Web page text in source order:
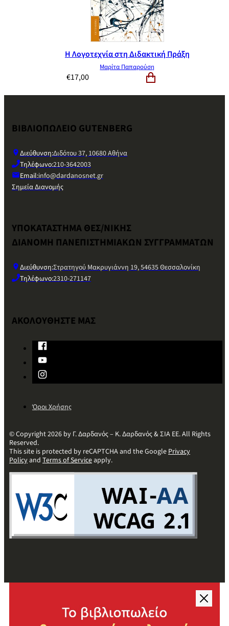
Η Λογοτεχνία στη Διδακτική Πράξη
Μαρίτα Παπαρούση
€17,00
ΒΙΒΛΙΟΠΩΛΕΙΟ GUTENBERG
Διεύθυνση:Διδότου 37, 10680 Αθήνα
Τηλέφωνο:210-3642003
Email:info@dardanosnet.gr
Σημεία Διανομής
ΥΠΟΚΑΤΑΣΤΗΜΑ ΘΕΣ/ΝΙΚΗΣ
ΔΙΑΝΟΜΗ ΠΑΝΕΠΙΣΤΗΜΙΑΚΩΝ ΣΥΓΓΡΑΜΜΑΤΩΝ
Διεύθυνση:Στρατηγού Μακρυγιάννη 19, 54635 Θεσσαλονίκη
Τηλέφωνο:2310-271147
ΑΚΟΛΟΥΘΗΣΤΕ ΜΑΣ
Όροι Χρήσης
© Copyright 2026 by Γ. Δαρδανός – Κ. Δαρδανός & ΣΙΑ ΕΕ. All Rights
Reserved.
This site is protected by reCAPTCHA and the GooglePrivacy
Policyand Terms of Serviceapply.